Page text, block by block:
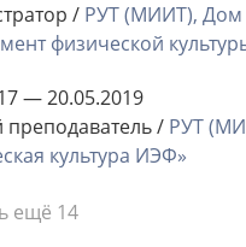
/ РУТ (МИИТ), Дом
физической
— 20.05.2019
преподаватель / РУТ
культура ИЭФ»
ещё 14